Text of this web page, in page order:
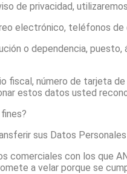
de privacidad,
electrónico, teléfonos de
o dependencia,
fiscal, número de
estos datos usted
sus Datos
comerciales con los que
a velar porque se